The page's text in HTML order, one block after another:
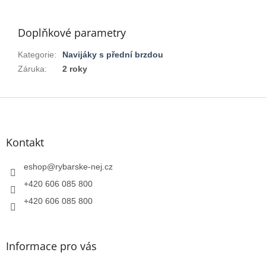
Doplňkové parametry
Kategorie:
Navijáky s přední brzdou
Záruka: 2 roky
Z
Kontakt
eshop@rybarske-nej.cz
+420 606 085 800
+420 606 085 800
Informace pro vás